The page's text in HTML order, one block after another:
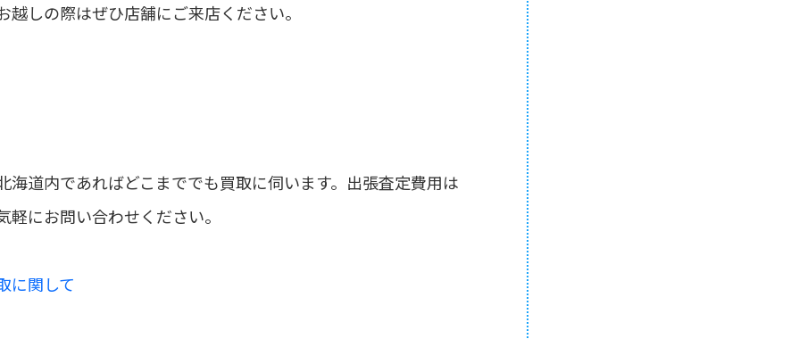
越しの際はぜひ店舗にご来店ください。
海道内であればどこまででも買取に伺います。出張査定費用は
軽にお問い合わせください。
に関して